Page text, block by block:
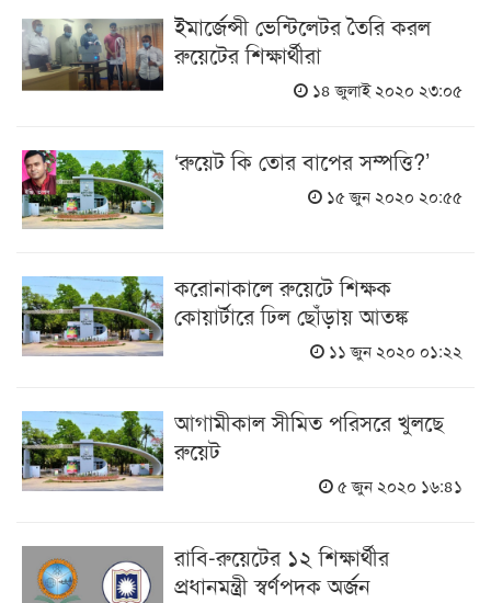
ইমার্জেন্সী ভেন্টিলেটর তৈরি করল
রুয়েটের শিক্ষার্থীরা
১৪ জুলাই ২০২০ ২৩:০৫
‘রুয়েট কি তোর বাপের সম্পত্তি?’
১৫ জুন ২০২০ ২০:৫৫
করোনাকালে রুয়েটে শিক্ষক
কোয়ার্টারে ঢিল ছোঁড়ায় আতঙ্ক
১১ জুন ২০২০ ০১:২২
আগামীকাল সীমিত পরিসরে খুলছে
রুয়েট
৫ জুন ২০২০ ১৬:৪১
রাবি-রুয়েটের ১২ শিক্ষার্থীর
প্রধানমন্ত্রী স্বর্ণপদক অর্জন